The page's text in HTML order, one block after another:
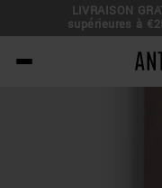
LIVRAISON
supérieures à